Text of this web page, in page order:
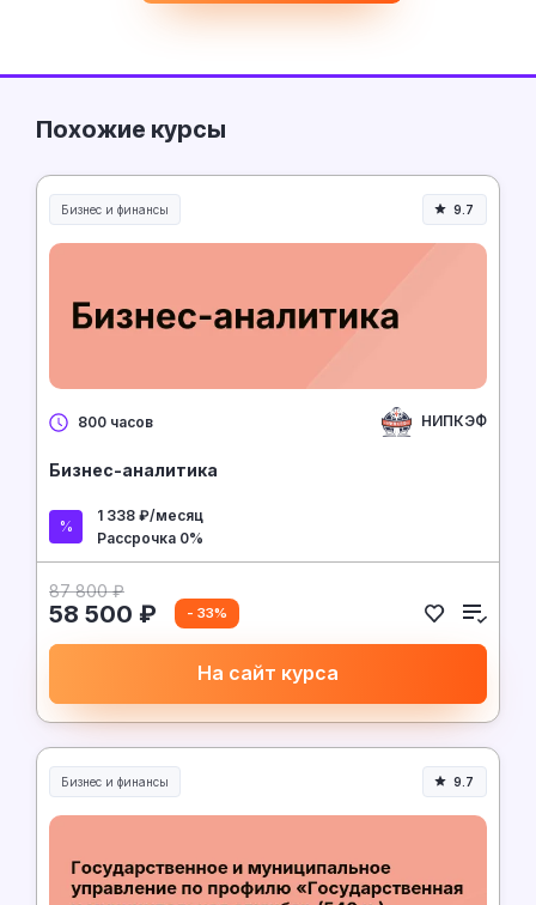
Похожие курсы
Бизнес и финансы 9.7
800 часов НИПКЭФ
Бизнес-аналитика
1 338 ₽/месяц
Рассрочка 0%
87 800 ₽
58 500 ₽ - 33%
На сайт курса
Бизнес и финансы 9.7